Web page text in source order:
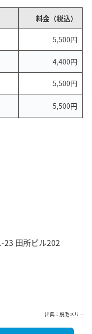
料金（税込）
5,500円
4,400円
5,500円
5,500円
23 田所ビル202
出典： 脱毛メリー